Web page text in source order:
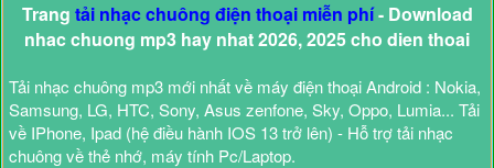
Trang tải nhạc chuông điện thoại miễn phí- Download
nhac chuong mp3 hay nhat 2026, 2025 cho dien thoai
Tải nhạc chuông mp3 mới nhất về máy điện thoại Android : Nokia,
Samsung, LG, HTC, Sony, Asus zenfone, Sky, Oppo, Lumia... Tải
về IPhone, Ipad (hệ điều hành IOS 13 trở lên) - Hỗ trợ tải nhạc
chuông về thẻ nhớ, máy tính Pc/Laptop.